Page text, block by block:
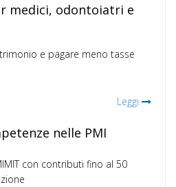
medici, odontoiatri e
e pagare meno tasse
Leggi
nelle PMI
con contributi fino al 50